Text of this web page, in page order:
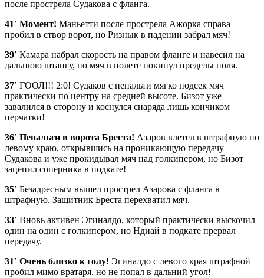
после прострела Судакова с фланга.
41′ Момент! Маньетти после прострела Ажорка справа
пробил в створ ворот, но Ризнык в падении забрал мяч!
39′ Камара набрал скорость на правом фланге и навесил на
дальнюю штангу, но мяч в полете покинул пределы поля.
37′ ГООЛ!!! 2:0! Судаков с пенальти мягко подсек мяч
практически по центру на средней высоте. Бизот уже
завалился в сторону и коснулся снаряда лишь кончиком
перчатки!
36′ Пенальти в ворота Бреста! Азаров влетел в штрафную по
левому краю, открывшись на проникающую передачу
Судакова и уже прокидывал мяч над голкипером, но Бизот
зацепил соперника в подкате!
35′ Безадресным вышел прострел Азарова с фланга в
штрафную. Защитник Бреста перехватил мяч.
33′ Вновь активен Эгиналдо, который практически выскочил
один на один с голкипером, но Ндиай в подкате прервал
передачу.
31′ Очень близко к голу! Эгиналдо с левого края штрафной
пробил мимо вратаря, но не попал в дальний угол!